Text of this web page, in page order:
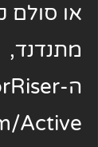
או סולם
מתנדנד,
ה-
Active